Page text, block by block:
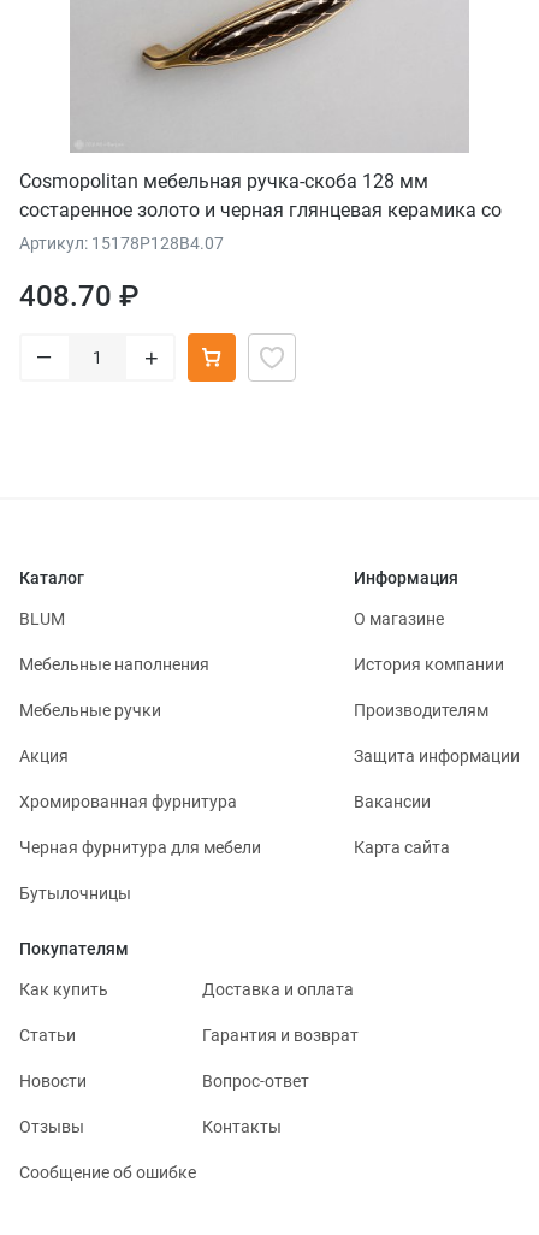
Cosmopolitan мебельная ручка-скоба 128 мм
состаренное золото и черная глянцевая керамика со
стеганым орнаментом
Артикул: 15178P128B4.07
408.70 ₽
– +
Каталог
BLUM
Мебельные наполнения
Мебельные ручки
Акция
Хромированная фурнитура
Черная фурнитура для мебели
Бутылочницы
Информация
О магазине
История компании
Производителям
Защита информации
Вакансии
Карта сайта
Покупателям
Как купить Доставка и оплата
Статьи Гарантия и возврат
Новости Вопрос-ответ
Отзывы Контакты
Сообщение об ошибке